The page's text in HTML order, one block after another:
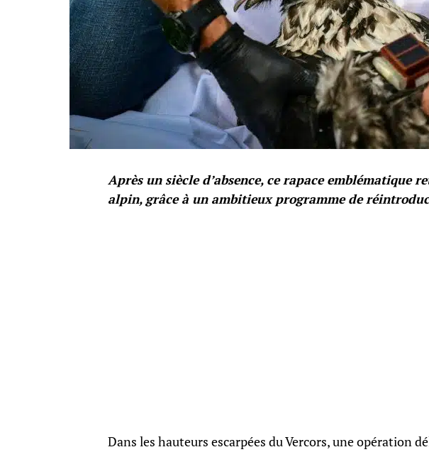
Après un siècle d’absence, ce rapace emblématique
alpin, grâce à un ambitieux programme de
Dans les hauteurs escarpées du Vercors, une opération